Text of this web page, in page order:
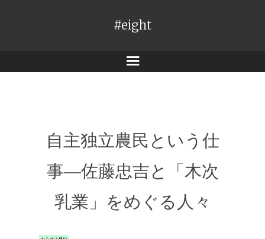
#eight
メ
自主独立農民という仕
事―佐藤忠吉と「木次
乳業」をめぐる人々